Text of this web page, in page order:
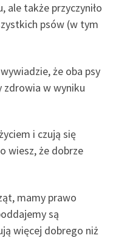
ale także przyczyniło
psów (w tym
że oba psy
zdrowia w wyniku
i czują się
wiesz, że dobrze
mamy prawo
są
więcej dobrego niż